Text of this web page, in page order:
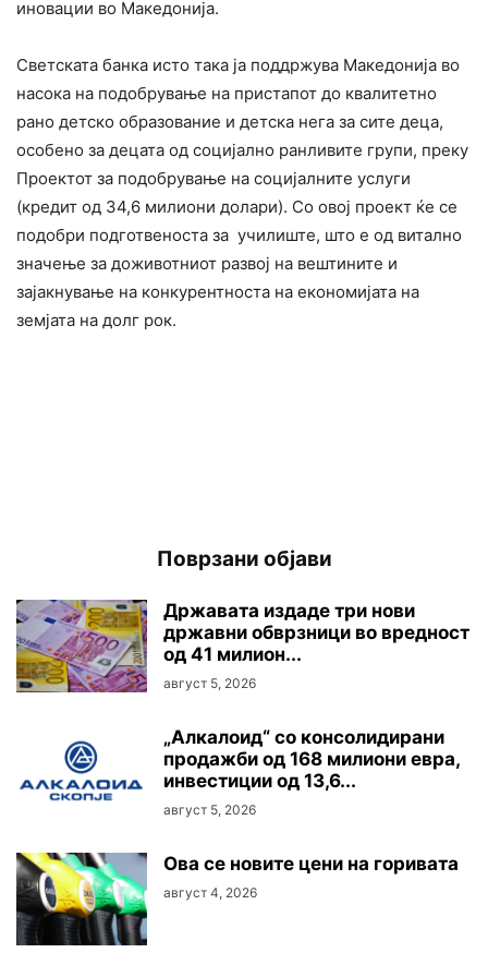
иновации во Македонија.
Светската банка исто така ја поддржува Македонија во
насока на подобрување на пристапот до квалитетно
рано детско образование и детска нега за сите деца,
особено за децата од социјално ранливите групи, преку
Проектот за подобрување на социјалните услуги
(кредит од 34,6 милиони долари). Со овој проект ќе се
подобри подготвеноста за училиште, што е од витално
значење за доживотниот развој на вештините и
зајакнување на конкурентноста на економијата на
земјата на долг рок.
Поврзани објави
Државата издаде три нови
државни обврзници во вредност
од 41 милион...
август 5, 2026
„Алкалоид“ со консолидирани
продажби од 168 милиони евра,
инвестиции од 13,6...
август 5, 2026
Oва се новите цени на горивата
август 4, 2026